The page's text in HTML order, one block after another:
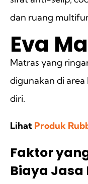
dan ruang
Eva
Matras yang
digunakan di area
diri.
Lihat Produk
Faktor
Biaya Jasa